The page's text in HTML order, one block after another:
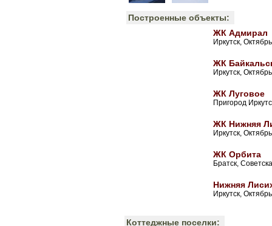
Построенные объекты:
ЖК Адмирал
Иркутск,
ЖК
Иркутск,
ЖК Луговое
Пригород
ЖК Нижняя
Иркутск,
ЖК Орбита
Братск,
Нижняя
Иркутск,
Коттеджные поселки: